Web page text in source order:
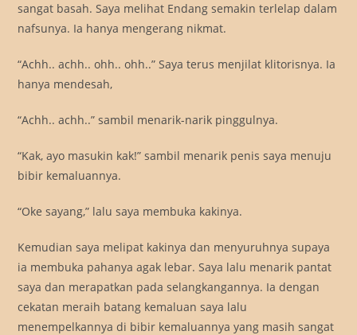
sangat basah. Saya melihat Endang semakin terlelap dalam
nafsunya. Ia hanya mengerang nikmat.
“Achh.. achh.. ohh.. ohh..” Saya terus menjilat klitorisnya. Ia
hanya mendesah,
“Achh.. achh..” sambil menarik-narik pinggulnya.
“Kak, ayo masukin kak!” sambil menarik penis saya menuju
bibir kemaluannya.
“Oke sayang,” lalu saya membuka kakinya.
Kemudian saya melipat kakinya dan menyuruhnya supaya
ia membuka pahanya agak lebar. Saya lalu menarik pantat
saya dan merapatkan pada selangkangannya. Ia dengan
cekatan meraih batang kemaluan saya lalu
menempelkannya di bibir kemaluannya yang masih sangat